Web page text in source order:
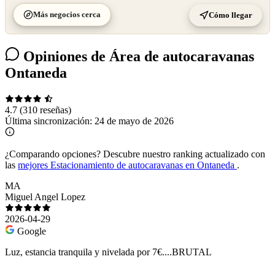
Más negocios cerca Cómo llegar
Opiniones de Área de autocaravanas
Ontaneda
4.7 (310 reseñas)
Última sincronización: 24 de mayo de 2026
¿Comparando opciones? Descubre nuestro ranking actualizado con
las mejores Estacionamiento de autocaravanas en Ontaneda .
MA
Miguel Angel Lopez
2026-04-29
Google
Luz, estancia tranquila y nivelada por 7€....BRUTAL